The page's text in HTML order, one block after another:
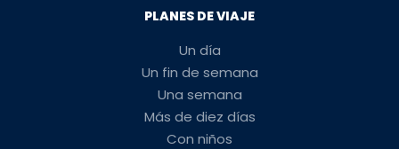
PLANES DE VIAJE
Un día
Un fin de semana
Una semana
Más de diez días
Con niños